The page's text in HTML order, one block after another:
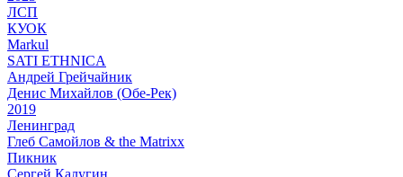
ЛСП
КУОК
Markul
SATI ETHNICA
Андрей Грейчайник
Денис Михайлов (Обе-Рек)
2019
Ленинград
Глеб Самойлов & the Matrixx
Пикник
Сергей Калугин